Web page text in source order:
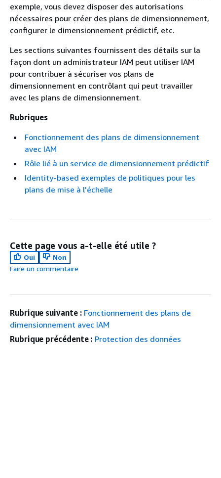
exemple, vous devez disposer des autorisations
nécessaires pour créer des plans de dimensionnement,
configurer le dimensionnement prédictif, etc.
Les sections suivantes fournissent des détails sur la
façon dont un administrateur IAM peut utiliser IAM
pour contribuer à sécuriser vos plans de
dimensionnement en contrôlant qui peut travailler
avec les plans de dimensionnement.
Rubriques
Fonctionnement des plans de dimensionnement
avec IAM
Rôle lié à un service de dimensionnement prédictif
Identity-based exemples de politiques pour les
plans de mise à l'échelle
Cette page vous a-t-elle été utile ?
Oui
Non
Faire un commentaire
Rubrique suivante : Fonctionnement des plans de
dimensionnement avec IAM
Rubrique précédente : Protection des données